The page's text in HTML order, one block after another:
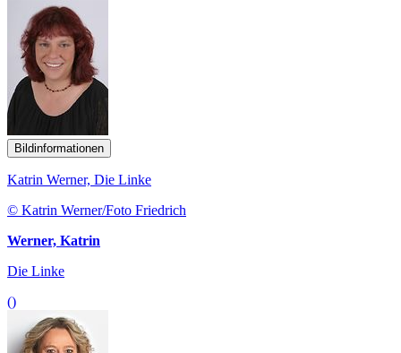
Bildinformationen
Katrin Werner, Die Linke
© Katrin Werner/Foto Friedrich
Werner, Katrin
Die Linke
()